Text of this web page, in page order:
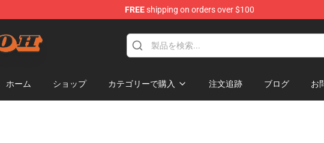
FREEshipping on orders over $100
ホーム ショップ カテゴリーで購入 注文追跡 ブログ お